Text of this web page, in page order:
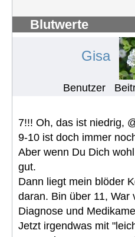
Blutwerte
Gisa
Benutzer
7!!! Oh, das ist niedrig,
9-10 ist doch immer
Aber wenn Du Dich
gut.
Dann liegt mein blöder
daran. Bin über 11, War
Diagnose und
Jetzt irgendwas mit